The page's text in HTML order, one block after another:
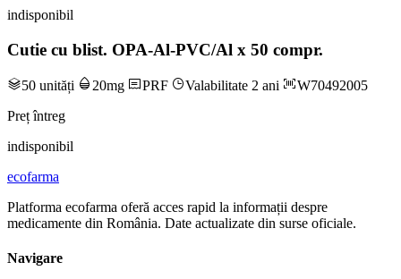
indisponibil
Cutie cu blist. OPA-Al-PVC/Al x 50 compr.
50 unități 20mg PRF Valabilitate 2 ani
W70492005
Preț întreg
indisponibil
ecofarma
Platforma ecofarma oferă acces rapid la informații despre
medicamente din România. Date actualizate din surse oficiale.
Navigare